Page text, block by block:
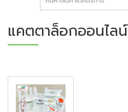
แคตตาล็อกออนไลน์